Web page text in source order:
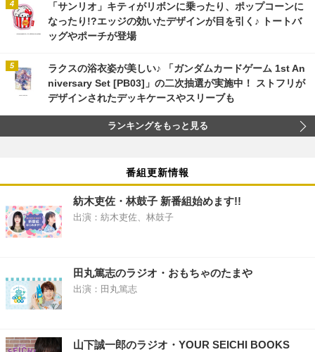
「サンリオ」キティがリボンに乗ったり、ポップコーンに
なったり!?エッジの効いたデザインが目を引く♪ トートバ
ッグやポーチが登場
ラクスの浴衣姿が美しい♪ 「ガンダムカードゲーム 1st An
niversary Set [PB03]」の二次抽選が実施中！ ストフリが
デザインされたデッキケースやスリーブも
ランキングをもっと見る
番組更新情報
紡木吏佐・林鼓子 新番組始めます!!
出演：紡木吏佐、林鼓子
田丸篤志のラジオ・おもちゃのたまや
出演：田丸篤志
山下誠一郎のラジオ・YOUR SEICHI BOOKS